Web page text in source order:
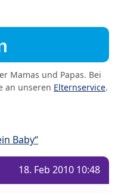
Mamas und Papas. Bei
an unseren Elternservice.
Baby“
18. Feb 2010 10:48